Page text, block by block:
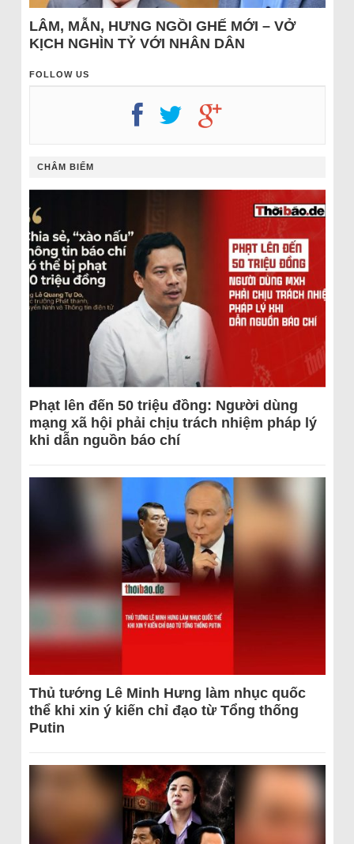
LÂM, MẪN, HƯNG NGỒI GHẾ MỚI – VỞ
KỊCH NGHÌN TỶ VỚI NHÂN DÂN
FOLLOW US
CHÂM BIẾM
Phạt lên đến 50 triệu đồng: Người dùng
mạng xã hội phải chịu trách nhiệm pháp lý
khi dẫn nguồn báo chí
Thủ tướng Lê Minh Hưng làm nhục quốc
thể khi xin ý kiến chỉ đạo từ Tổng thống
Putin